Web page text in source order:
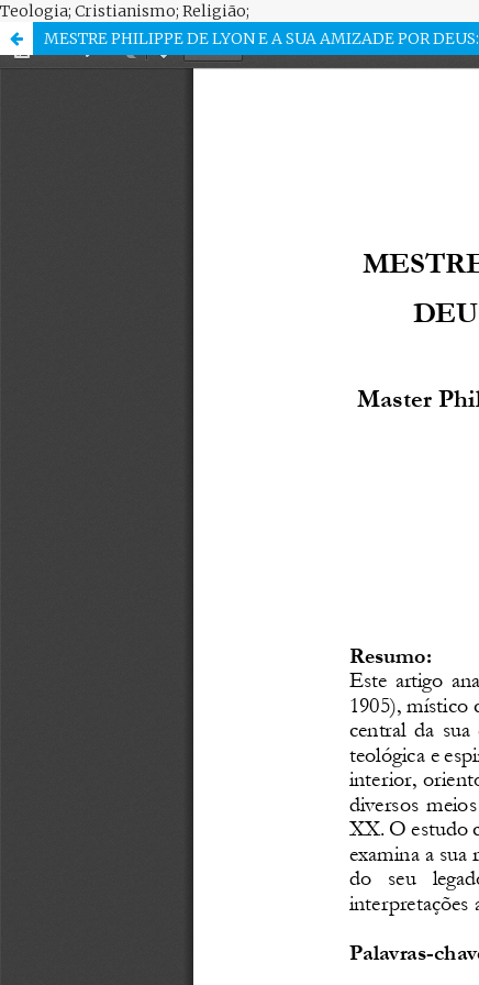
Teologia; Cristianismo; Religião;
MESTRE PHILIPPE DE LYON E A SUA AMIZADE POR DEUS: